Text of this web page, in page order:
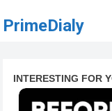
PrimeDialy